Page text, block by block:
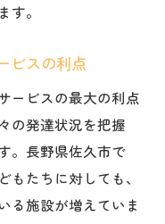
。
ビスの利点
ービスの最大の利点
の発達状況を把握
。長野県佐久市で
たちに対しても、
る施設が増えていま